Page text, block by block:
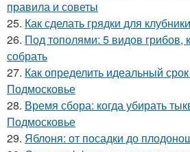
правила и советы
25. Как сделать грядки для
26. Под тополями: 5 видов грибов,
собрать
27. Как определить идеальный
Подмосковье
28. Время сбора: когда убирать
Подмосковье
29. Яблоня: от посадки до